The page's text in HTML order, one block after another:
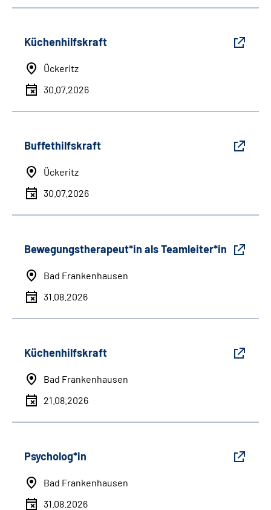
Küchenhilfskraft
Ückeritz
30.07.2026
Buffethilfskraft
Ückeritz
30.07.2026
Bewegungstherapeut*in als Teamleiter*in
Bad Frankenhausen
31.08.2026
Küchenhilfskraft
Bad Frankenhausen
21.08.2026
Psycholog*in
Bad Frankenhausen
31.08.2026